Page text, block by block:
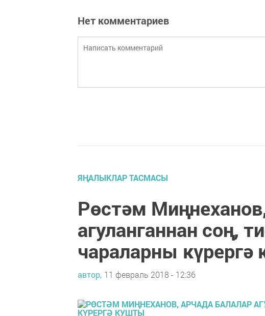
Нет комментариев
ЯҢАЛЫКЛАР ТАСМАСЫ
Рөстәм
агуланганнан соң,
чараларны күрергә
автор, 11 февраль 2018 - 12:36